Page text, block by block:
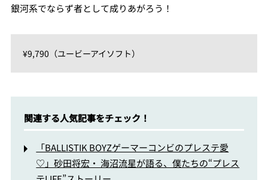
銀河系でならず者として成りあがろう！
¥9,790（ユービーアイソフト）
関連する人気記事をチェック！
「BALLISTIK BOYZゲーマーコンビのプレステ愛
♡」砂田将宏・ 海沼流星が語る、僕たちの“プレス